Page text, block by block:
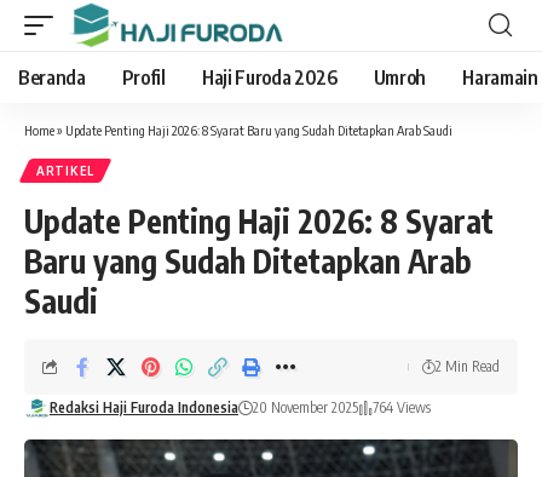
Beranda Profil Haji Furoda 2026 Umroh
Home» Update Penting Haji 2026: 8 Syarat Baru yang Sudah Ditetapkan Arab Saudi
ARTIKEL
Update Penting Haji 2026: 8 Syarat
Baru yang Sudah Ditetapkan Arab
Saudi
Redaksi Haji Furoda Indonesia 20 November 2025 764 Views
2 Min Read